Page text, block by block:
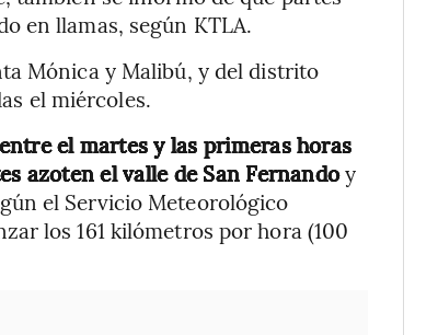
en llamas, según KTLA.
Mónica y Malibú, y del distrito
el miércoles.
el martes y las primeras horas
azoten el valle de San Fernandoy
el Servicio Meteorológico
los 161 kilómetros por hora (100